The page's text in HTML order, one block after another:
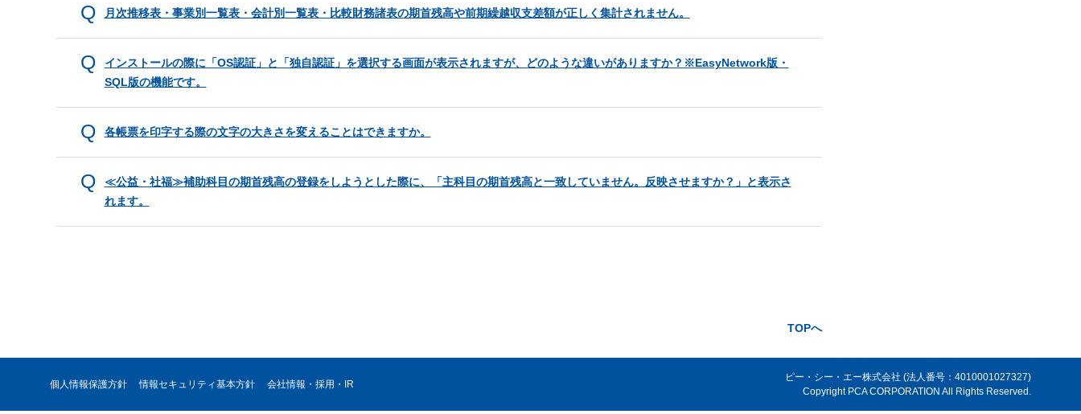
月次推移表・事業別一覧表・会計別一覧表・比較財務諸表の期首残高や前期繰越収支差額が正しく集計されません。
インストールの際に「OS認証」と「独自認証」を選択する画面が表示されますが、どのような違いがありますか？※EasyNetwork版・
SQL版の機能です。
各帳票を印字する際の文字の大きさを変えることはできますか。
≪公益・社福≫補助科目の期首残高の登録をしようとした際に、「主科目の期首残高と一致していません。反映させますか？」と表示さ
れます。
TOPへ
個人情報保護方針 情報セキュリティ基本方針 会社情報・採用・IR
ピー・シー・エー株式会社 (法人番号：4010001027327)
Copyright PCA CORPORATION All Rights Reserved.